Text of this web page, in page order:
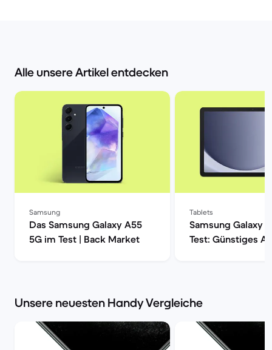
Alle unsere Artikel entdecken
Samsung
Das Samsung Galaxy A55
5G im Test | Back Market
Tablets
Samsung Galaxy
Test: Günstiges
Unsere neuesten Handy Vergleiche